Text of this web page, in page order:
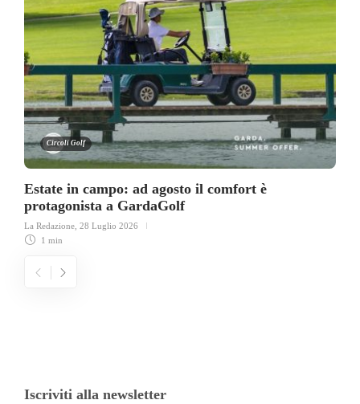
Circoli Golf
Estate in campo: ad agosto il comfort è
protagonista a GardaGolf
La Redazione, 28 Luglio 2026
1 min
Iscriviti alla newsletter